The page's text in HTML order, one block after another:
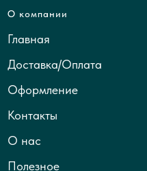
О компании
Главная
Доставка/Оплата
Оформление
Контакты
О нас
Полезное